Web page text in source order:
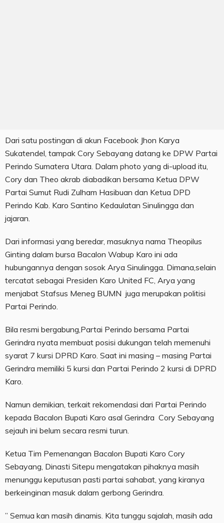
Dari satu postingan di akun Facebook Jhon Karya
Sukatendel, tampak Cory Sebayang datang ke DPW Partai
Perindo Sumatera Utara. Dalam photo yang di-upload itu,
Cory dan Theo akrab diabadikan bersama Ketua DPW
Partai Sumut Rudi Zulham Hasibuan dan Ketua DPD
Perindo Kab. Karo Santino Kedaulatan Sinulingga dan
jajaran.
Dari informasi yang beredar, masuknya nama Theopilus
Ginting dalam bursa Bacalon Wabup Karo ini ada
hubungannya dengan sosok Arya Sinulingga. Dimana,selain
tercatat sebagai Presiden Karo United FC, Arya yang
menjabat Stafsus Meneg BUMN juga merupakan politisi
Partai Perindo.
Bila resmi bergabung,Partai Perindo bersama Partai
Gerindra nyata membuat posisi dukungan telah memenuhi
syarat 7 kursi DPRD Karo. Saat ini masing – masing Partai
Gerindra memiliki 5 kursi dan Partai Perindo 2 kursi di DPRD
Karo.
Namun demikian, terkait rekomendasi dari Partai Perindo
kepada Bacalon Bupati Karo asal Gerindra Cory Sebayang
sejauh ini belum secara resmi turun.
Ketua Tim Pemenangan Bacalon Bupati Karo Cory
Sebayang, Dinasti Sitepu mengatakan pihaknya masih
menunggu keputusan pasti partai sahabat, yang kiranya
berkeinginan masuk dalam gerbong Gerindra.
” Semua kan masih dinamis. Kita tunggu sajalah, masih ada